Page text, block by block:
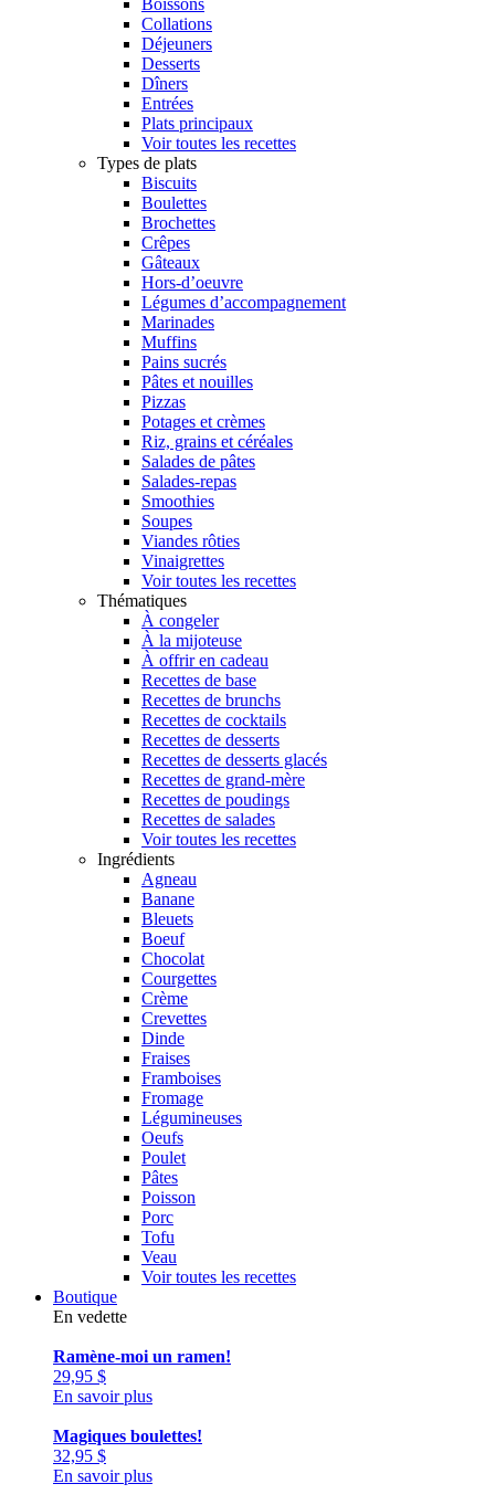
Boissons
Collations
Déjeuners
Desserts
Dîners
Entrées
Plats principaux
Voir toutes les recettes
Types de plats
Biscuits
Boulettes
Brochettes
Crêpes
Gâteaux
Hors-d’oeuvre
Légumes d’accompagnement
Marinades
Muffins
Pains sucrés
Pâtes et nouilles
Pizzas
Potages et crèmes
Riz, grains et céréales
Salades de pâtes
Salades-repas
Smoothies
Soupes
Viandes rôties
Vinaigrettes
Voir toutes les recettes
Thématiques
À congeler
À la mijoteuse
À offrir en cadeau
Recettes de base
Recettes de brunchs
Recettes de cocktails
Recettes de desserts
Recettes de desserts glacés
Recettes de grand-mère
Recettes de poudings
Recettes de salades
Voir toutes les recettes
Ingrédients
Agneau
Banane
Bleuets
Boeuf
Chocolat
Courgettes
Crème
Crevettes
Dinde
Fraises
Framboises
Fromage
Légumineuses
Oeufs
Poulet
Pâtes
Poisson
Porc
Tofu
Veau
Voir toutes les recettes
Boutique
En vedette
Ramène-moi un ramen!
29,95 $
En savoir plus
Magiques boulettes!
32,95 $
En savoir plus